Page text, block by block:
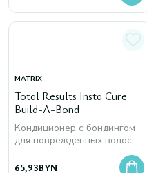
MATRIX
Total Results Insta Cure
Build-A-Bond
Кондиционер с бондингом
для поврежденных волос
65,93BYN